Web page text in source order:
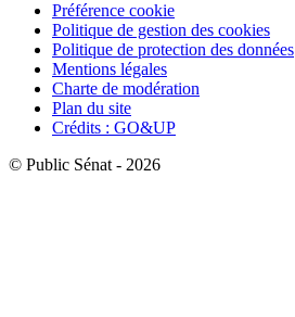
Préférence cookie
Politique de gestion des cookies
Politique de protection des données
Mentions légales
Charte de modération
Plan du site
Crédits : GO&UP
© Public Sénat - 2026